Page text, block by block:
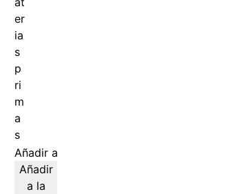
Añadir al carrito
Añadir
a la